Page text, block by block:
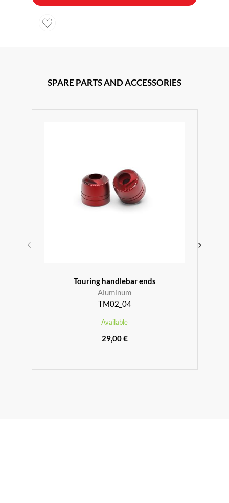
SPARE PARTS AND ACCESSORIES
Touring handlebar ends
Aluminum
TM02_04
Available
29,00 €